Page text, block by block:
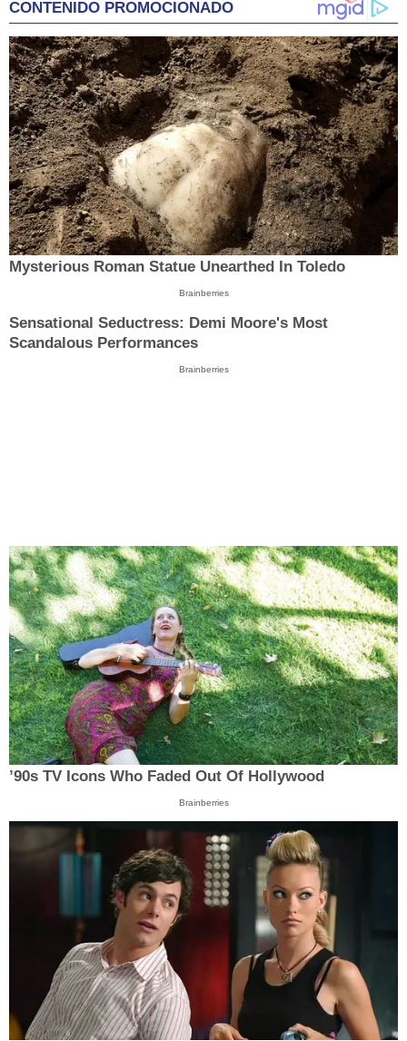
CONTENIDO PROMOCIONADO
Mysterious Roman Statue Unearthed In Toledo
Brainberries
Sensational Seductress: Demi Moore's Most
Scandalous Performances
Brainberries
’90s TV Icons Who Faded Out Of Hollywood
Brainberries